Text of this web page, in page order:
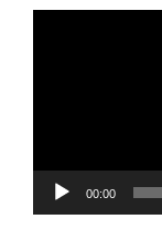
00:00